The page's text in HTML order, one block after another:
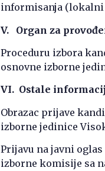
informisanja (lokalni
V. Organ za
Proceduru izbora
osnovne izborne
VI. Ostale
Obrazac prijave
izborne jedinice
Prijavu na javni
izborne komisije sa